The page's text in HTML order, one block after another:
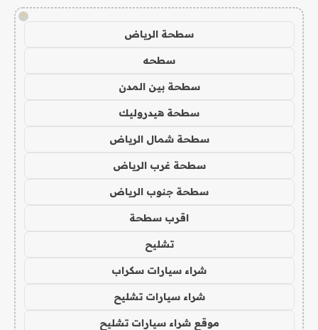
!
سطحة الرياض
سطحه
سطحة بين المدن
سطحة هيدروليك
سطحة شمال الرياض
سطحة غرب الرياض
سطحة جنوب الرياض
اقرب سطحة
تشليح
شراء سيارات سكراب
شراء سيارات تشليح
موقع شراء سيارات تشليح